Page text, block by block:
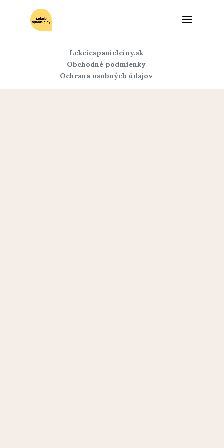
Lekciespanielciny.sk
Obchodné podmienky
Ochrana osobných údajov